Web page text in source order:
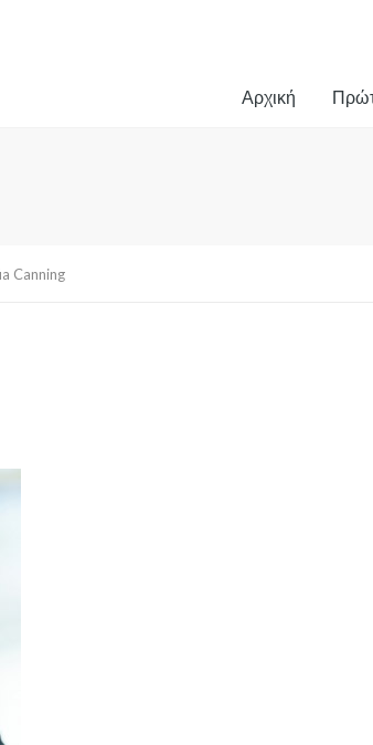
Αρχική
Canning